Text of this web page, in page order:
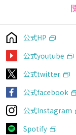
公式HP
公式youtube
公式twitter
公式facebook
公式Instagram
Spotify